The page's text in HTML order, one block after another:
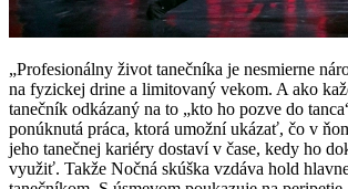
„Profesionálny život tanečníka je nesmierne
na fyzickej drine a limitovaný vekom. A ako
tanečník odkázaný na to „kto ho pozve do
ponúknutá práca, ktorá umožní ukázať, čo v
jeho tanečnej kariéry dostaví v čase, kedy ho
využiť. Takže Nočná skúška vzdáva hold